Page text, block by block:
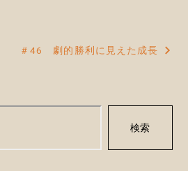
＃46 劇的勝利に見えた成長
検索